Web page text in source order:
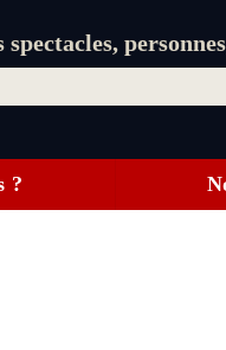
spectacles,
?